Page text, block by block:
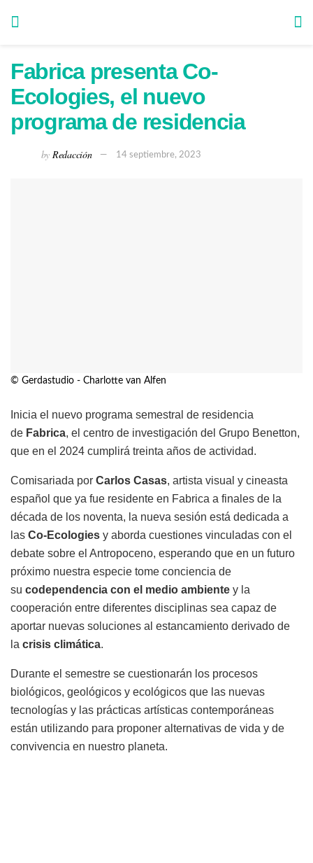
Fabrica presenta Co-
Ecologies, el nuevo
programa de residencia
by Redacción 14 septiembre, 2023
© Gerdastudio - Charlotte van Alfen
Inicia el nuevo programa semestral de residencia
de Fabrica, el centro de investigación del Grupo Benetton,
que en el 2024 cumplirá treinta años de actividad.
Comisariada por Carlos Casas, artista visual y cineasta
español que ya fue residente en Fabrica a finales de la
década de los noventa, la nueva sesión está dedicada a
las Co-Ecologies y aborda cuestiones vinculadas con el
debate sobre el Antropoceno, esperando que en un futuro
próximo nuestra especie tome conciencia de
su codependencia con el medio ambiente y la
cooperación entre diferentes disciplinas sea capaz de
aportar nuevas soluciones al estancamiento derivado de
la crisis climática.
Durante el semestre se cuestionarán los procesos
biológicos, geológicos y ecológicos que las nuevas
tecnologías y las prácticas artísticas contemporáneas
están utilizando para proponer alternativas de vida y de
convivencia en nuestro planeta.